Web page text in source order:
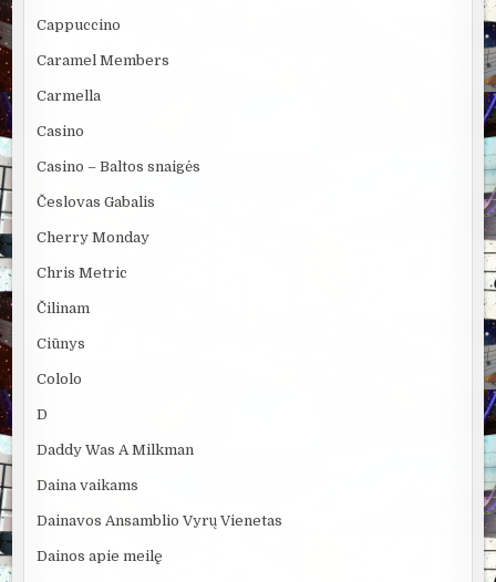
Cappuccino
Caramel Members
Carmella
Casino
Casino – Baltos snaigės
Česlovas Gabalis
Cherry Monday
Chris Metric
Čilinam
Ciūnys
Cololo
D
Daddy Was A Milkman
Daina vaikams
Dainavos Ansamblio Vyrų Vienetas
Dainos apie meilę